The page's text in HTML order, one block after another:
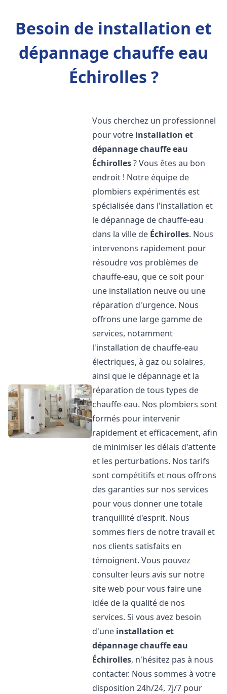
Besoin de installation et
dépannage chauffe eau
Échirolles ?
Vous cherchez un professionnel
pour votre installation et
dépannage chauffe eau
Échirolles? Vous êtes au bon
endroit ! Notre équipe de
plombiers expérimentés est
spécialisée dans l'installation et
le dépannage de chauffe-eau
dans la ville de Échirolles. Nous
intervenons rapidement pour
résoudre vos problèmes de
chauffe-eau, que ce soit pour
une installation neuve ou une
réparation d'urgence. Nous
offrons une large gamme de
services, notamment
l'installation de chauffe-eau
électriques, à gaz ou solaires,
ainsi que le dépannage et la
réparation de tous types de
chauffe-eau. Nos plombiers sont
formés pour intervenir
rapidement et efficacement, afin
de minimiser les délais d'attente
et les perturbations. Nos tarifs
sont compétitifs et nous offrons
des garanties sur nos services
pour vous donner une totale
tranquillité d'esprit. Nous
sommes fiers de notre travail et
nos clients satisfaits en
témoignent. Vous pouvez
consulter leurs avis sur notre
site web pour vous faire une
idée de la qualité de nos
services. Si vous avez besoin
d'une installation et
dépannage chauffe eau
Échirolles, n'hésitez pas à nous
contacter. Nous sommes à votre
disposition 24h/24, 7j/7 pour